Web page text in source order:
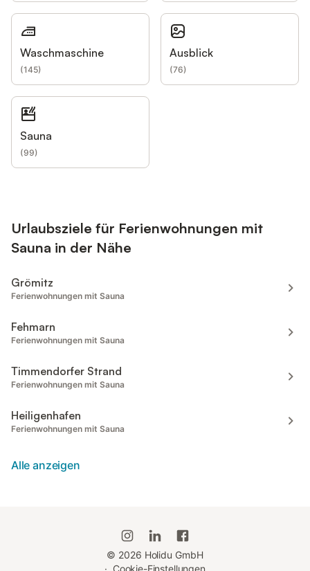
Waschmaschine
(145)
Ausblick
(76)
Sauna
(99)
Urlaubsziele für Ferienwohnungen mit
Sauna in der Nähe
Grömitz
Ferienwohnungen mit Sauna
Fehmarn
Ferienwohnungen mit Sauna
Timmendorfer Strand
Ferienwohnungen mit Sauna
Heiligenhafen
Ferienwohnungen mit Sauna
Alle anzeigen
© 2026 Holidu GmbH
· Cookie-Einstellungen